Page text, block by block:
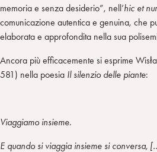
memoria e senza desiderio”, nell’hic et
comunicazione autentica e genuina, che
elaborata e approfondita nella sua
Ancora più efficacemente si esprime
581) nella poesia Il silenzio delle piante:
Viaggiamo insieme.
E quando si viaggia insieme si conversa,